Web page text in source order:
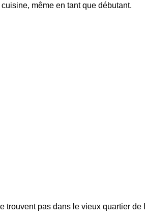
même en tant que débutant.
trouvent pas dans le vieux quartier de